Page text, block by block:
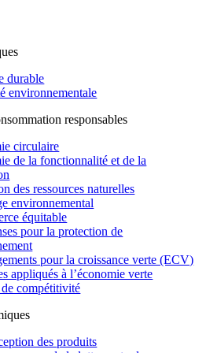
durable
environnementale
responsables
circulaire
de la fonctionnalité et de la
des ressources naturelles
environnemental
équitable
pour la protection de
pour la croissance verte (ECV)
appliqués à l’économie verte
compétitivité
des produits